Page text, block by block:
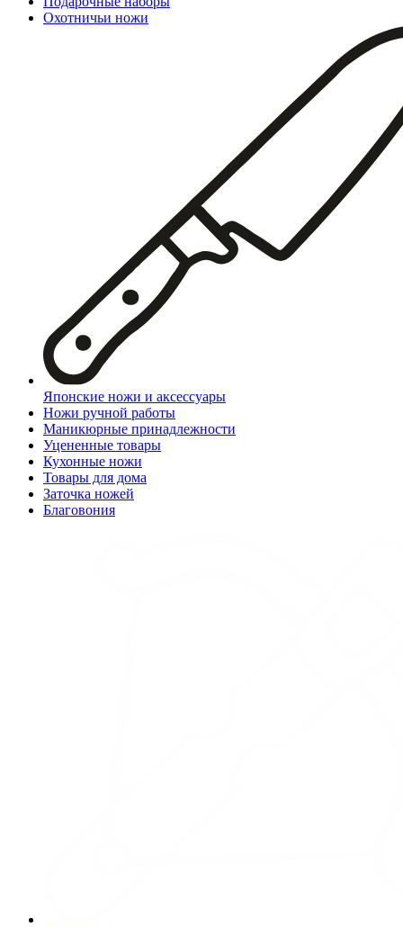
Охотничьи ножи
Японские ножи и аксессуары
Ножи ручной работы
Маникюрные принадлежности
Уцененные товары
Кухонные ножи
Товары для дома
Заточка ножей
Благовония